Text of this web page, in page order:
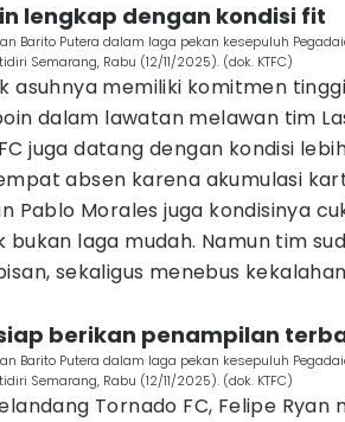
lengkap dengan kondisi fit
Barito Putera dalam laga pekan kesepuluh
Semarang, Rabu (12/11/2025). (dok. KTFC)
asuhnya memiliki komitmen
dalam lawatan melawan tim
juga datang dengan kondisi
absen karena akumulasi
Pablo Morales juga kondisinya
bukan laga mudah. Namun tim
sekaligus menebus
siap berikan penampilan
Barito Putera dalam laga pekan kesepuluh
Semarang, Rabu (12/11/2025). (dok. KTFC)
Tornado FC, Felipe Ryan